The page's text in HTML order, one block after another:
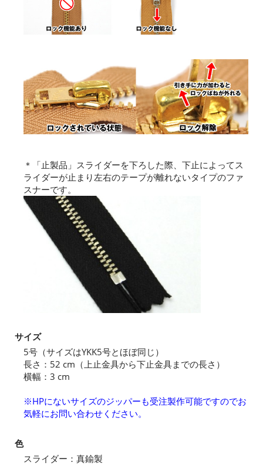
＊「止製品」スライダーを下ろした際、下止によってス
ライダーが止まり左右のテープが離れないタイプのファ
スナーです。
サイズ
5号（サイズはYKK5号とほぼ同じ）
長さ：52 cm（上止金具から下止金具までの長さ）
横幅：3 cm
※HPにないサイズのジッパーも受注製作可能ですのでお
気軽にお問い合わせください。
色
スライダー：真鍮製